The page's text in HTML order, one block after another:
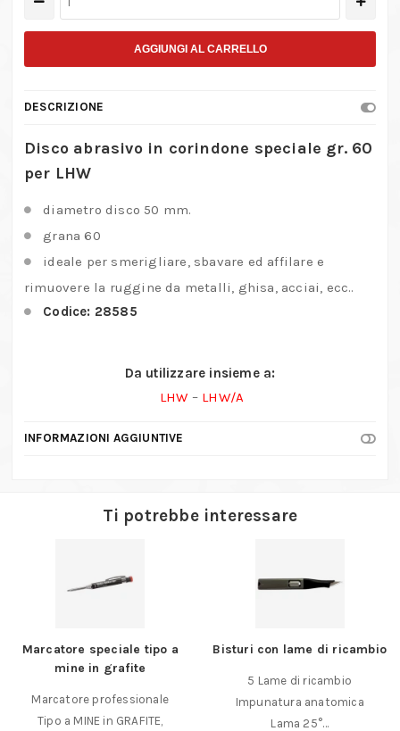
abrasivo
corindone
gr.
60
–
No.
28
585
quantità
AGGIUNGI AL CARRELLO
DESCRIZIONE
Disco abrasivo in corindone speciale gr. 60
per LHW
diametro disco 50 mm.
grana 60
ideale per smerigliare, sbavare ed affilare e
rimuovere la ruggine da metalli, ghisa, acciai, ecc..
Codice: 28585
Da utilizzare insieme a:
LHW – LHW/A
INFORMAZIONI AGGIUNTIVE
Ti potrebbe interessare
Marcatore speciale tipo a
mine in grafite
Marcatore professionale
Tipo a MINE in GRAFITE,
Bisturi con lame di ricambio
5 Lame di ricambio
Impunatura anatomica
Lama 25°…